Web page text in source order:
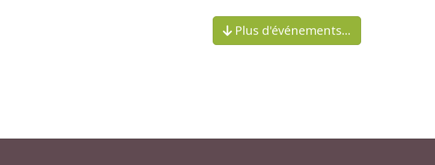
Plus d'événements…